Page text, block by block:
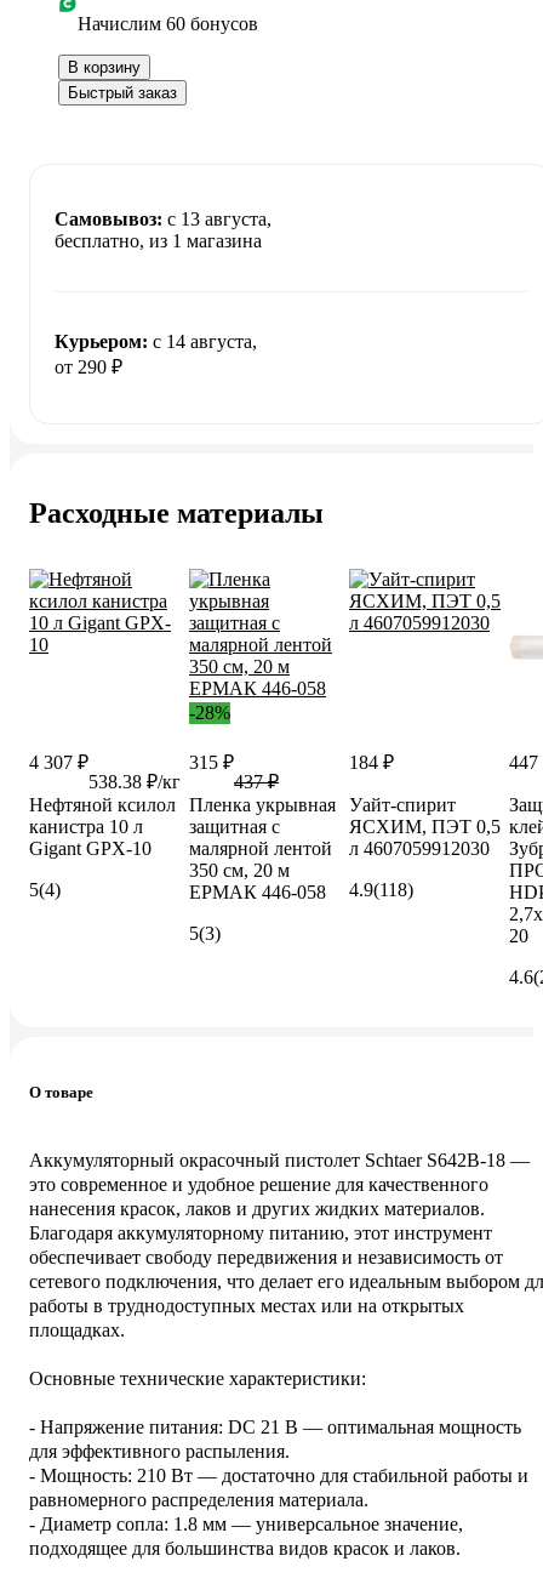
Начислим 60 бонусов
В корзину
Быстрый заказ
Самовывоз: c 13 августа,
бесплатно, из 1 магазина
Курьером: c 14 августа,
от 290 ₽
Расходные материалы
4 307 ₽
538.38 ₽/кг
Нефтяной ксилол
канистра 10 л
Gigant GPX-10
5(4)
-28%
315 ₽
437 ₽
Пленка укрывная
защитная с
малярной лентой
350 см, 20 м
ЕРМАК 446-058
5(3)
184 ₽
Уайт-спирит
ЯСХИМ, ПЭТ 0,5
л 4607059912030
4.9(118)
447
20
4.6
О товаре
Аккумуляторный окрасочный пистолет Schtaer S642B-18 —
это современное и удобное решение для качественного
нанесения красок, лаков и других жидких материалов.
Благодаря аккумуляторному питанию, этот инструмент
обеспечивает свободу передвижения и независимость от
сетевого подключения, что делает его идеальным выбором
работы в труднодоступных местах или на открытых
площадках.
Основные технические характеристики:
- Напряжение питания: DC 21 В — оптимальная мощность
для эффективного распыления.
- Мощность: 210 Вт — достаточно для стабильной работы и
равномерного распределения материала.
- Диаметр сопла: 1.8 мм — универсальное значение,
подходящее для большинства видов красок и лаков.